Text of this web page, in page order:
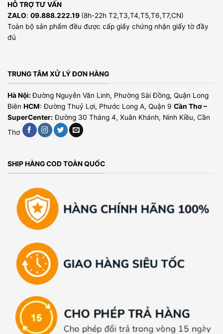
HỖ TRỢ TƯ VẤN
ZALO: 09.888.222.19 (8h-22h T2,T3,T4,T5,T6,T7,CN)
Toàn bộ sản phẩm đều được cấp giấy chứng nhận giấy tờ đầy
đủ
TRUNG TÂM XỬ LÝ ĐƠN HÀNG
Hà Nội:Đường Nguyễn Văn Linh, Phường Sài Đồng, Quận Long
Biên HCM: Đường Thuỷ Lợi, Phước Long A, Quận 9 Cần Thơ –
SuperCenter: Đường 30 Tháng 4, Xuân Khánh, Ninh Kiều, Cần
Thơ
SHIP HÀNG COD TOÀN QUỐC